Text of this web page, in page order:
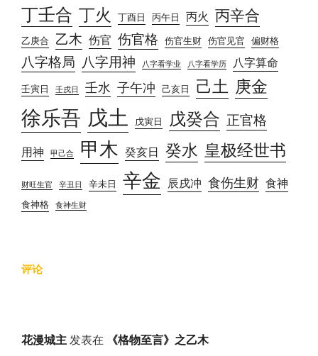
丁壬合 丁火 丁酉日 丙午日 丙火 丙辛合
乙庚合 乙木 伤官 伤官格 伤官生财 伤官见官 偏财格
八字格局 八字用神 八字看学业 八字看学历 八字算命
壬寅日 壬戌日 壬水 子午冲 己亥日 己土 庚金
徐乐吾 戊土 戊寅日 戊癸合 正官格
用神 甲己合 甲木 癸亥日 癸水 皇极经世书
财旺生官 辛丑日 辛未日 辛金 辰戌冲 食伤生财 食神
食神格 食神生财
评论
花漫城主发表在 《格物至言》之乙木